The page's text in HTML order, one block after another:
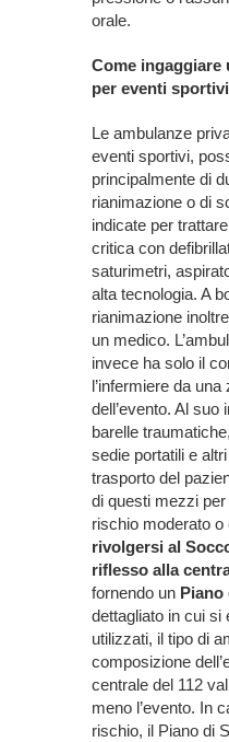
orale.
Come ingaggiare
per eventi
Le ambulanze
eventi sportivi,
principalmente di
rianimazione o di
indicate per
critica con
saturimetri,
alta tecnologia. A
rianimazione
un medico.
invece ha solo il
l’infermiere da una
dell’evento. Al suo
barelle
sedie portatili e
trasporto del
di questi mezzi
rischio moderato o
rivolgersi al
riflesso alla
fornendo un Piano
dettagliato in cui si
utilizzati, il tipo di
composizione
centrale del 112
meno l’evento. In
rischio, il Piano di